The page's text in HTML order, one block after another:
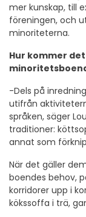
mer kunskap, till
föreningen, och
minoriteterna.
Hur kommer
-Dels på
utifrån
språken, säger
traditioner:
annat som
När det gäller
boendes behov,
korridorer upp i
kökssoffa i trä,